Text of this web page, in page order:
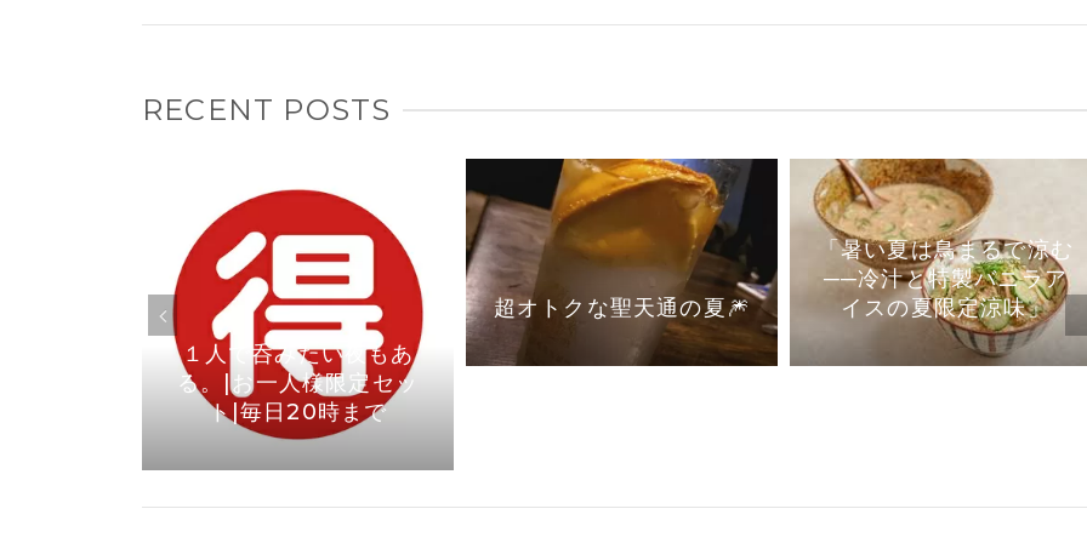
RECENT POSTS
１人で呑みたい夜もあ
る。|お一人様限定セッ
ト|毎日20時まで
超オトクな聖天通の夏🎆
「暑い夏は鳥まるで涼む
──冷汁と特製バニラア
イスの夏限定涼味」